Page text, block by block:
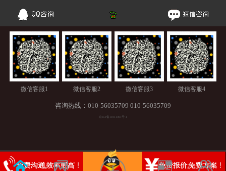
微信客服1 微信客服2 微信客服3 微信客服4
咨询热线： 010-56035709 010-56035709
京ICP备11011491号-1